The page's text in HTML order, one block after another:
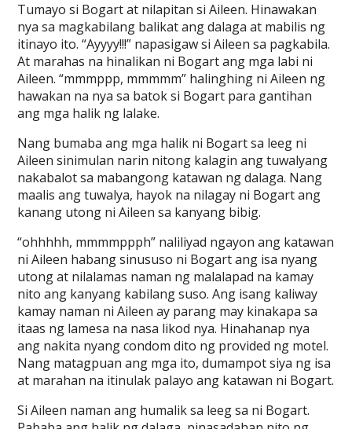
Tumayo si Bogart at nilapitan si Aileen. Hinawakan
nya sa magkabilang balikat ang dalaga at mabilis ng
itinayo ito. “Ayyyy!!!” napasigaw si Aileen sa pagkabila.
At marahas na hinalikan ni Bogart ang mga labi ni
Aileen. “mmmppp, mmmmm” halinghing ni Aileen ng
hawakan na nya sa batok si Bogart para gantihan
ang mga halik ng lalake.
Nang bumaba ang mga halik ni Bogart sa leeg ni
Aileen sinimulan narin nitong kalagin ang tuwalyang
nakabalot sa mabangong katawan ng dalaga. Nang
maalis ang tuwalya, hayok na nilagay ni Bogart ang
kanang utong ni Aileen sa kanyang bibig.
“ohhhhh, mmmmppph” naliliyad ngayon ang katawan
ni Aileen habang sinususo ni Bogart ang isa nyang
utong at nilalamas naman ng malalapad na kamay
nito ang kanyang kabilang suso. Ang isang kaliway
kamay naman ni Aileen ay parang may kinakapa sa
itaas ng lamesa na nasa likod nya. Hinahanap nya
ang nakita nyang condom dito ng provided ng motel.
Nang matagpuan ang mga ito, dumampot siya ng isa
at marahan na itinulak palayo ang katawan ni Bogart.
Si Aileen naman ang humalik sa leeg sa ni Bogart.